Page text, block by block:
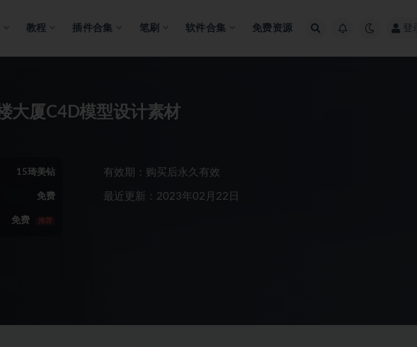
教程 插件合集 笔刷 软件合集 免费资源 登
大厦C4D模型设计素材
15琦美钻
免费
免费 推荐
有效期：购买后永久有效
最近更新：2023年02月22日